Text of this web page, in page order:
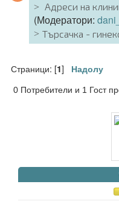
Адреси на
(Модератори:
Търсачка -
Страници: [1] Надолу
0 Потребители и 1 Гост